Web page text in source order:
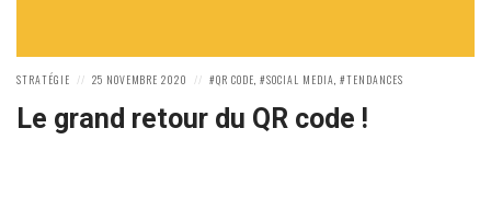
POSTED
STRATÉGIE
POSTED
25 NOVEMBRE 2020
POSTED
QR CODE, SOCIAL MEDIA, TENDANCES
Le grand retour du QR code !